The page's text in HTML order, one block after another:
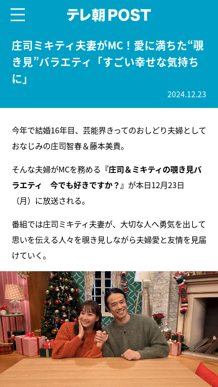
庄司ミキティ夫妻がMC！愛に満ちた“覗
き見”バラエティ「すごい幸せな気持ち
に」
2024.12.23
今年で結婚16年目、芸能界きってのおしどり夫婦として
おなじみの庄司智春＆藤本美貴。
そんな夫婦がMCを務める 『庄司＆ミキティの覗き見バ
ラエティ 今でも好きですか？』 が本日12月23日
（月）に放送される。
番組では庄司ミキティ夫妻が、大切な人へ勇気を出して
思いを伝える人々を覗き見しながら夫婦愛と友情を見届
けていく。